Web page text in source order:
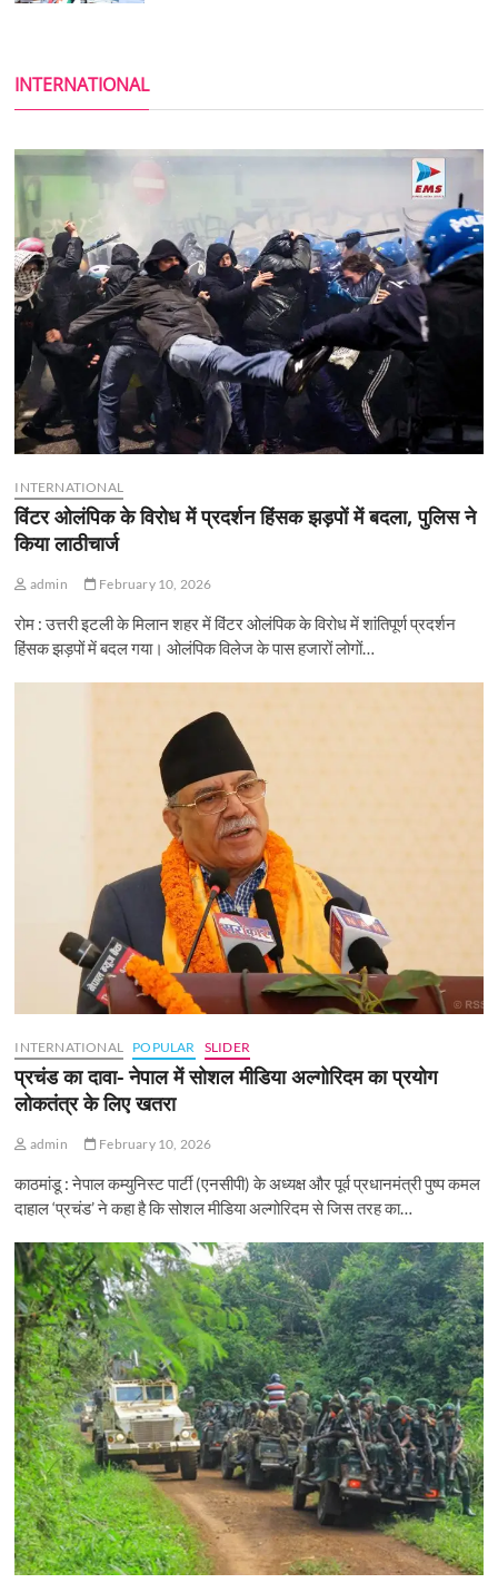
INTERNATIONAL
INTERNATIONAL
विंटर ओलंपिक के विरोध में प्रदर्शन हिंसक झड़पों में बदला, पुलिस ने
किया लाठीचार्ज
admin February 10, 2026
रोम : उत्तरी इटली के मिलान शहर में विंटर ओलंपिक के विरोध में शांतिपूर्ण प्रदर्शन
हिंसक झड़पों में बदल गया। ओलंपिक विलेज के पास हजारों लोगों…
INTERNATIONAL POPULAR SLIDER
प्रचंड का दावा- नेपाल में सोशल मीडिया अल्गोरिदम का प्रयोग
लोकतंत्र के लिए खतरा
admin February 10, 2026
काठमांडू : नेपाल कम्युनिस्ट पार्टी (एनसीपी) के अध्यक्ष और पूर्व प्रधानमंत्री पुष्प कमल
दाहाल ‘प्रचंड’ ने कहा है कि सोशल मीडिया अल्गोरिदम से जिस तरह का…